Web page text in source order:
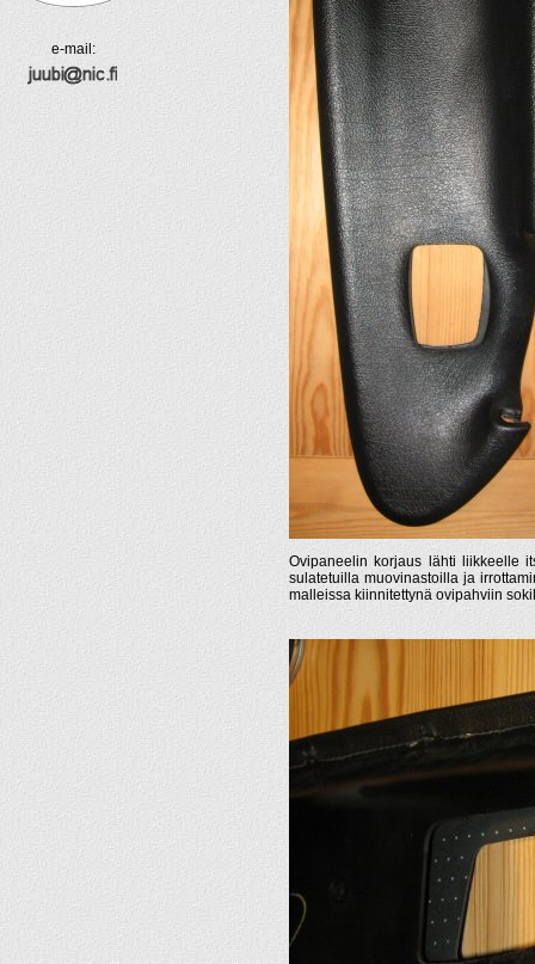
e-mail:
Ovipaneelin korjaus lähti liikkeelle
sulatetuilla muovinastoilla ja
malleissa kiinnitettynä ovipahviin